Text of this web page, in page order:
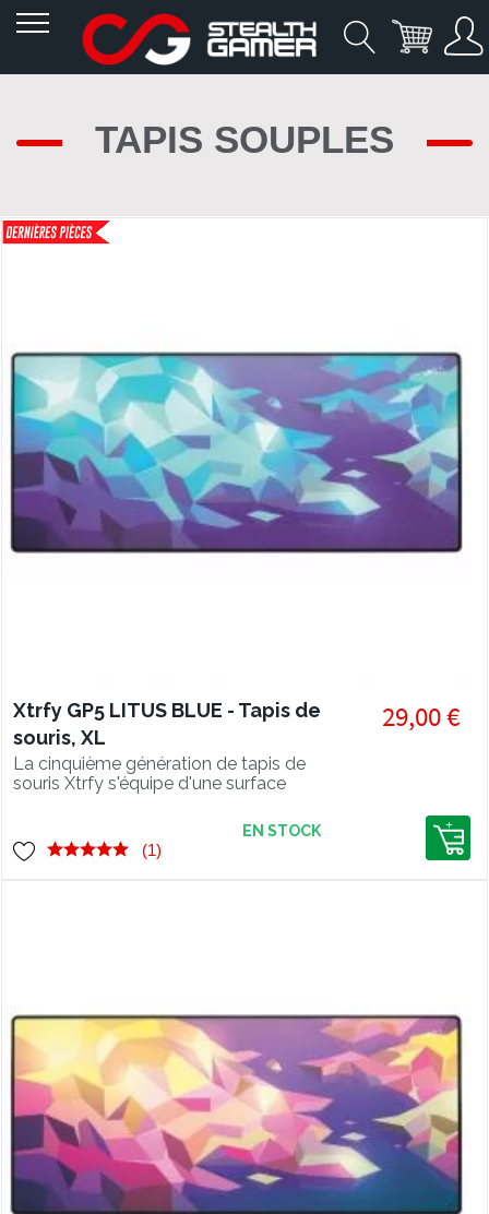
TAPIS SOUPLES
Xtrfy GP5 LITUS BLUE - Tapis de
souris, XL
La cinquième génération de tapis de
souris Xtrfy s'équipe d'une surface
29,00 €
(1)
EN STOCK